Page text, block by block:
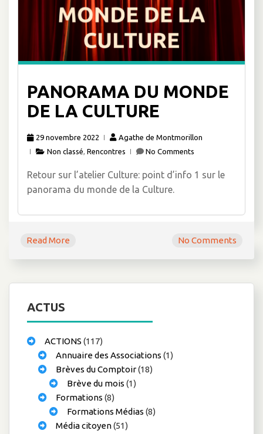
PANORAMA DU MONDE
DE LA CULTURE
29 novembre 2022
Agathe de Montmorillon
Non classé, Rencontres No Comments
Retour sur l’atelier Culture: point d’info 1 sur le
panorama du monde de la Culture.
Read More No Comments
ACTUS
ACTIONS (117)
Annuaire des Associations (1)
Brèves du Comptoir(18)
Brève du mois (1)
Formations (8)
Formations Médias (8)
Média citoyen(51)